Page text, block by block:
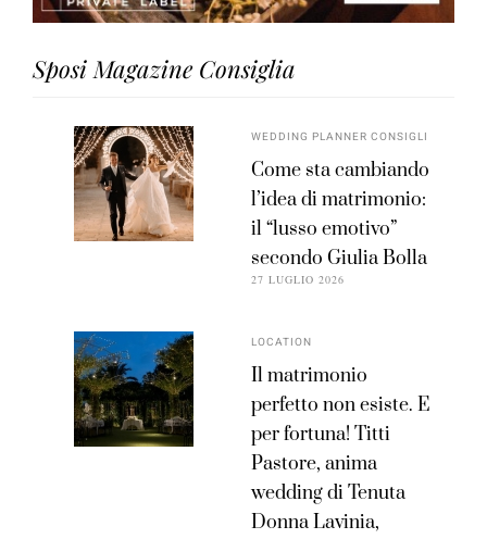
Sposi Magazine Consiglia
WEDDING PLANNER CONSIGLI
Come sta cambiando
l’idea di matrimonio:
il “lusso emotivo”
secondo Giulia Bolla
27 LUGLIO 2026
LOCATION
Il matrimonio
perfetto non esiste. E
per fortuna! Titti
Pastore, anima
wedding di Tenuta
Donna Lavinia,